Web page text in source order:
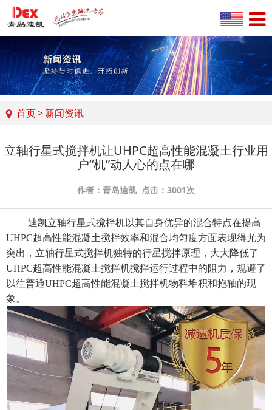
首页>新闻资讯
立轴行星式搅拌机让UHPC超高性能混凝土行业用
户“机”动人心的点在哪
作者：青岛迪凯 点击：3001次
迪凯立轴行星式搅拌机以其自身优异的混合特点在提高
UHPC超高性能混凝土搅拌效率和混合均匀度方面表现得尤为
突出，立轴行星式搅拌机独特的行星搅拌原理，大大降低了
UHPC超高性能混凝土搅拌机搅拌运行过程中的阻力，规避了
以往普通UHPC超高性能混凝土搅拌机物料堆积和抱轴的现
象。